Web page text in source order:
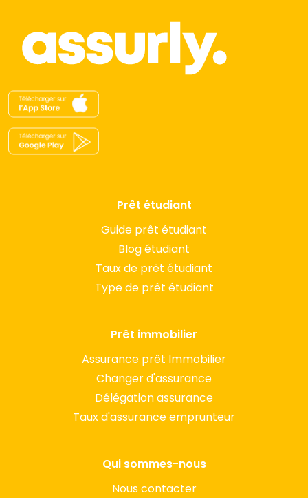
Prêt étudiant
Guide prêt étudiant
Blog étudiant
Taux de prêt étudiant
Type de prêt étudiant
Prêt immobilier
Assurance prêt Immobilier
Changer d'assurance
Délégation assurance
Taux d'assurance emprunteur
Qui sommes-nous
Nous contacter